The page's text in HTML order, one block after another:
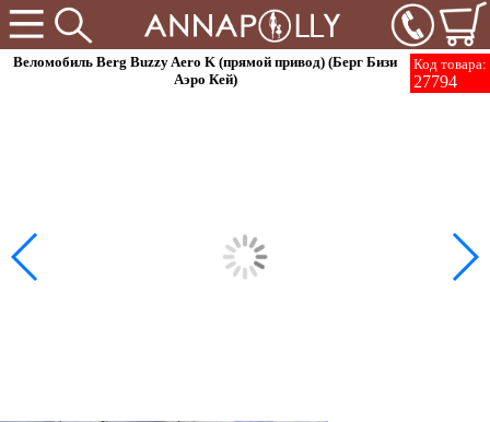
Код товара:
27794
Веломобиль Berg Buzzy Aero K (прямой привод) (Берг Бизи
Аэро Кей)